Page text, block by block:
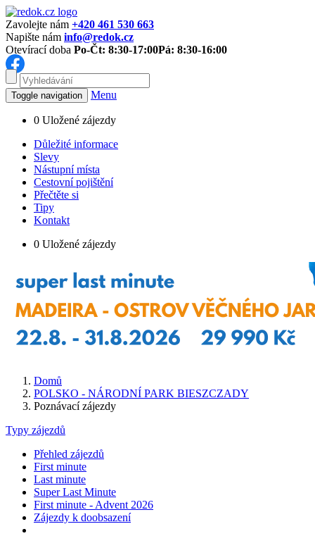
Zavolejte nám +420 461 530 663
Napište nám info@redok.cz
Otevírací doba Po-Čt: 8:30-17:00Pá: 8:30-16:00
Toggle navigation Menu
0 Uložené zájezdy
Důležité informace
Slevy
Nástupní místa
Cestovní pojištění
Přečtěte si
Tipy
Kontakt
0 Uložené zájezdy
Domů
POLSKO - NÁRODNÍ PARK BIESZCZADY
Poznávací zájezdy
Typy zájezdů
Přehled zájezdů
First minute
Last minute
Super Last Minute
First minute - Advent 2026
Zájezdy k doobsazení